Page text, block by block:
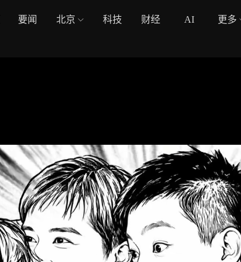
要闻 北京 科技 财经 AI 更多